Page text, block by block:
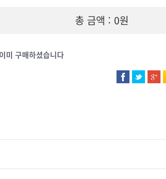
총 금액 : 0원
이미 구매하셨습니다